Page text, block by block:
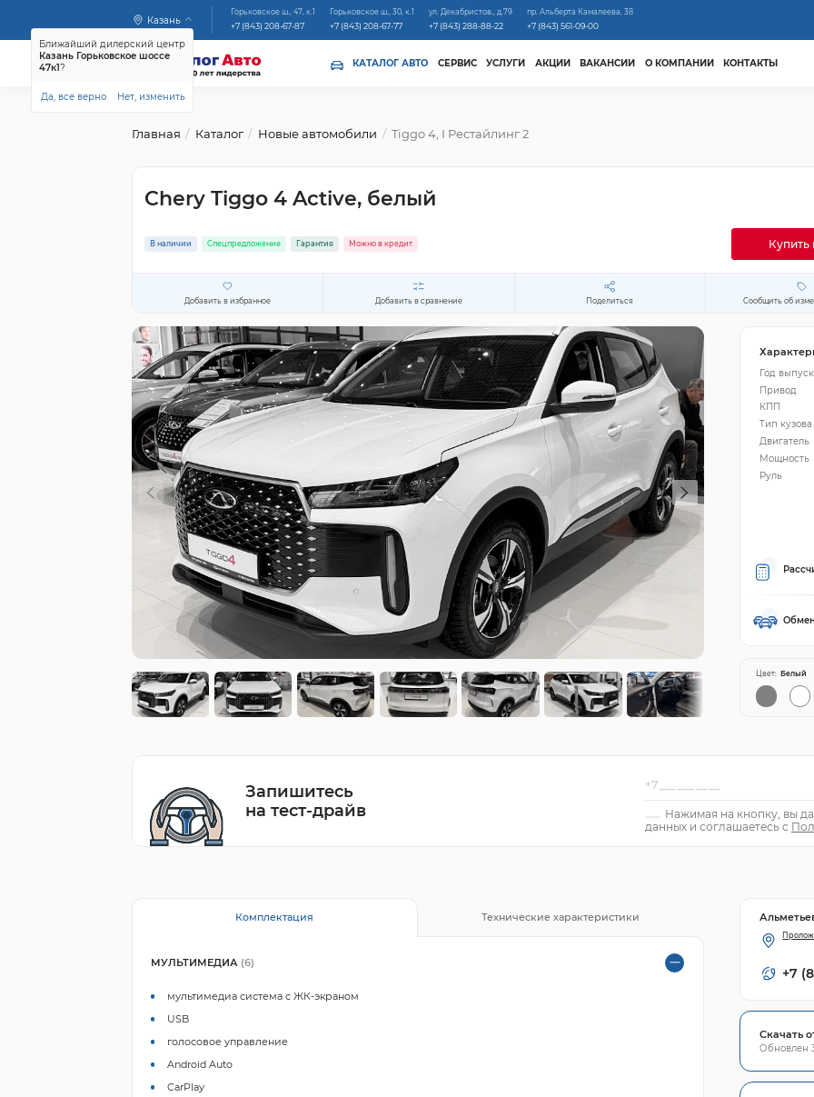
Казань
Ближайший дилерский центр
Казань Горьковское шоссе
47к1?
Да, все верно Нет, изменить
Горьковское ш., 47, к.1
+7 (843) 208-67-87
Горьковское ш., 30, к.1
+7 (843) 208-67-77
ул. Декабристов., д.79
+7 (843) 288-88-22
пр. Альберта Камалеева, 38
+7 (843) 561-09-00
КАТАЛОГ АВТО СЕРВИС УСЛУГИ АКЦИИ ВАКАНСИИ О КОМПАНИИ КОНТАКТЫ
Главная Каталог Новые автомобили Tiggo 4, I Рестайлинг 2
Chery Tiggo 4 Active, белый
В наличии Спецпредложение Гарантия Можно в кредит Купить
Добавить в избранное Добавить в сравнение Поделиться Сообщить об
Год
Привод
КПП
Тип кузова
Двигатель
Мощность
Руль
Цвет: Белый
Запишитесь
на тест-драйв
Нажимая на кнопку, вы
данных и соглашаетесь с
Комплектация Технические характеристики
МУЛЬТИМЕДИА (6)
мультимедиа система с ЖК-экраном
USB
голосовое управление
Android Auto
CarPlay
+7
Скачать
Обновлен